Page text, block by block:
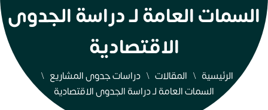
السمات العامة لـ دراسة الجدوى
الاقتصادية
الرئيسية المقالات
دراسات جدوى المشاريع
السمات العامة لـ دراسة الجدوى الاقتصادية